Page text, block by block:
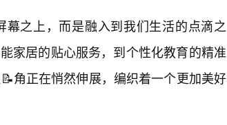
幕之上，而是融入到我们生活的点滴之
家居的贴心服务，到个性化教育的精准
角正在悄然伸展，编织着一个更加美好